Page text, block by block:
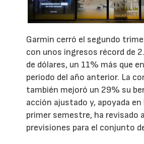
Garmin cerró el segundo
con unos ingresos récord de
de dólares, un 11% más que
periodo del año anterior. La
también mejoró un 29% su
acción ajustado y, apoyada en
primer semestre, ha revisado
previsiones para el conjunto